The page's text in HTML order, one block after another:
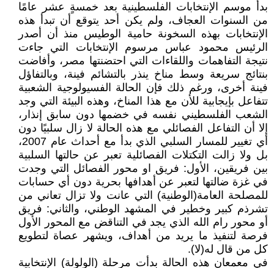
بدأ موسم الإنتخابات الفلسطينية بعد خمسةٍ عشر عامًا
من السنوات العجاف، ولم يكن أحد يتوقع أن تبدأ هذه
الإنتخابات بهذه السخونة حامية الوطيس منذ أن أصدر
الرئيس محمود عباس مرسوم الإنتخابات التي جاءت
نتيجة التفاهمات واللقاءات التي احتضنتها مصر، وأفاضت
بنتائج سريعة وسط مناخ ينذر بالتشائم فينة، وبالتفاؤل
فينة أخرى، ورغم ذلك فإن الحالة الفسيولوجية الشعبية
تتفاعل بإيجابية للأن مع هذا المناخ، وهذه البيئة التي وجد
الشعب الفلسطيني نفسه في خضمها دون سابق إنذار،
إلا أن التفاعل الفصائلي مع هذه الحالة لا زال سلبيًا دون
أي تغيير للمسار السلبي الذي بدأ مع أحداث عام 2007،
بل ولا زالت التكتلات الفصائلية تعبر عن حالتها السلبية
بين فريقين، الأول: فريق او محور الفصائل التي وجدت
في غزة ضالتها لتعبر عن أهدافها بحرية دون أي حسابات
للمصلحة العامة(الوطنية) التي عانت ولا تزال تعاني من
تشرذم كبير وخطير في المشهد الوطني، والثاني: فريق
أو محور رام الله الذي يجد في التناقض مع المحور الأول
فرصة لتنفيذ ما يريد من أهداف، ويشهر عصاة لتطويع
كل من قال له(لا).
في معمعان هذه الحالة بدأت مرحلة (الولولة) الإنتخابية